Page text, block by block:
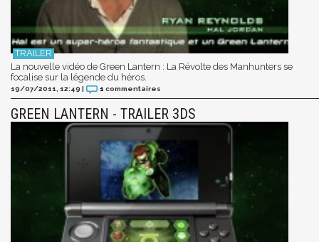
La nouvelle vidéo de Green Lantern : La Révolte des Manhunters se
focalise sur la légende du héros.
19/07/2011, 12:49 | 1 commentaires
GREEN LANTERN - TRAILER 3DS